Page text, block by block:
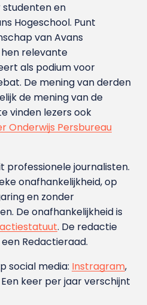
studenten en
Hoge­school. Punt
van Avans
relevante
als podium voor
De mening van derden
de mening van de
vinden lezers ook
Onderwijs Persbureau
professionele journalisten.
onafhankelijkheid, op
en zonder
De onafhankelijkheid is
. De redactie
Redactieraad.
social media: Instragram,
Een keer per jaar verschijnt